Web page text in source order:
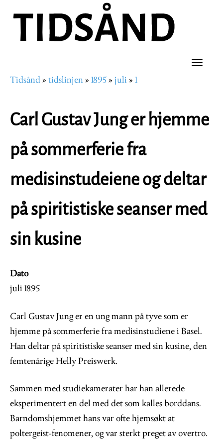
hovedinnhold
Toggle
Navigasjonssti
Tidsånd tidslinjen 1895 juli 1
Carl Gustav Jung er hjemme
på sommerferie fra
medisinstudeiene og deltar
på spiritistiske seanser med
sin kusine
Dato
juli 1895
Carl Gustav Jung er en ung mann på tyve som er
hjemme på sommerferie fra medisinstudiene i Basel.
Han deltar på spiritistiske seanser med sin kusine, den
femtenårige Helly Preiswerk.
Sammen med studiekamerater har han allerede
eksperimentert en del med det som kalles borddans.
Barndomshjemmet hans var ofte hjemsøkt at
poltergeist-fenomener, og var sterkt preget av overtro.